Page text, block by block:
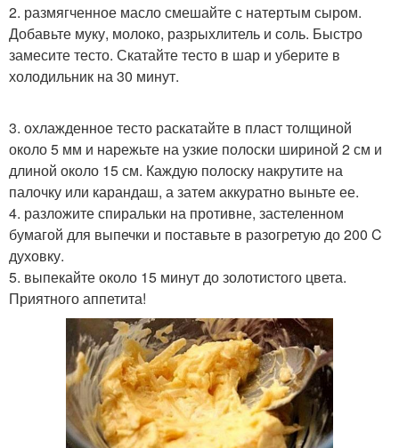
2. размягченное масло смешайте с натертым сыром.
Добавьте муку, молоко, разрыхлитель и соль. Быстро
замесите тесто. Скатайте тесто в шар и уберите в
холодильник на 30 минут.
3. охлажденное тесто раскатайте в пласт толщиной
около 5 мм и нарежьте на узкие полоски шириной 2 см и
длиной около 15 см. Каждую полоску накрутите на
палочку или карандаш, а затем аккуратно выньте ее.
4. разложите спиральки на противне, застеленном
бумагой для выпечки и поставьте в разогретую до 200 C
духовку.
5. выпекайте около 15 минут до золотистого цвета.
Приятного аппетита!